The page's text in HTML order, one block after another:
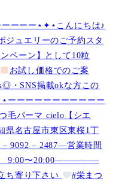
ーーー⋆✦⋆こんにちは♪
ジュエリーのご予約スタ
ペーン】として10粒
お試し価格でのご案
・SNS掲載okな方この
ーーーーーーーーーーー
毛パーマ cielo【シエ
県名古屋市東区東桜1丁
9092 – 2487—営業時間
9:00〜20:00—————
ち寄り下さい
#栄まつ